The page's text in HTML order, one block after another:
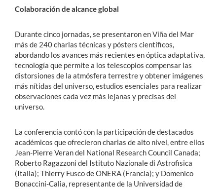
Colaboración de alcance global
Durante cinco jornadas, se presentaron en Viña del Mar
más de 240 charlas técnicas y pósters científicos,
abordando los avances más recientes en óptica adaptativa,
tecnología que permite a los telescopios compensar las
distorsiones de la atmósfera terrestre y obtener imágenes
más nítidas del universo, estudios esenciales para realizar
observaciones cada vez más lejanas y precisas del
universo.
La conferencia contó con la participación de destacados
académicos que ofrecieron charlas de alto nivel, entre ellos
Jean-Pierre Veran del National Research Council Canada;
Roberto Ragazzoni del Istituto Nazionale di Astrofisica
(Italia); Thierry Fusco de ONERA (Francia); y Domenico
Bonaccini-Calia, representante de la Universidad de